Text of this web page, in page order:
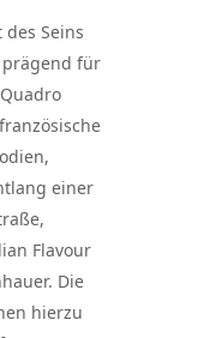
Seins
für
einer
Flavour
Die
hierzu